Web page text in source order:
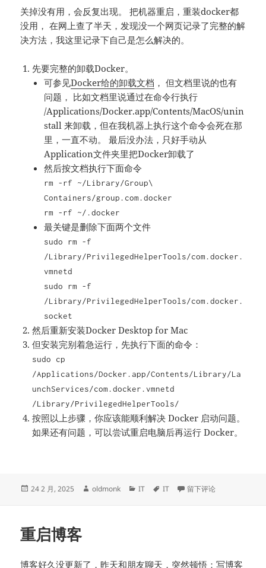
关掉没有用，会反复出现。 把机器重启，重装docker都
没用， 在网上查了半天，发现没一个网页记录了完整的解
决方法，我这里记录下自己是怎么解决的。
先要完整的卸载Docker。
可参见Docker给的卸载文档 ， 但文档里说的也有
问题， 比如文档里说通过在命令行执行
/Applications/Docker.app/Contents/MacOS/unin
stall 来卸载，但在我机器上执行这个命令会死在那
里，一直不动。 最后没办法，只好手动从
Application文件夹里把Docker卸载了
然后按文档执行下面命令
rm -rf ~/Library/Group\
Containers/group.com.docker
rm -rf ~/.docker
最关键是删除下面两个文件
sudo rm -f
/Library/PrivilegedHelperTools/com.docker.
vmnetd
sudo rm -f
/Library/PrivilegedHelperTools/com.docker.
socket
然后重新安装Docker Desktop for Mac
但安装完别着急运行，先执行下面的命令：
sudo cp
/Applications/Docker.app/Contents/Library/La
unchServices/com.docker.vmnetd
/Library/PrivilegedHelperTools/
按照以上步骤，你应该能顺利解决 Docker 启动问题。
如果还有问题，可以尝试重启电脑后再运行 Docker。
发
24 2 月, 2025
作
oldmonk
分
IT
标
IT 于
留下评论
重启博客
博客好久没更新了，昨天和朋友聊天，突然顿悟：写博客